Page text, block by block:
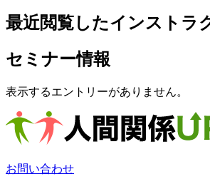
最近閲覧したインストラ
セミナー情報
表示するエントリーがありません。
お問い合わせ